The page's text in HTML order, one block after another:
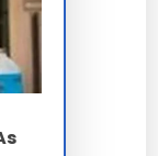
5L e 20L,